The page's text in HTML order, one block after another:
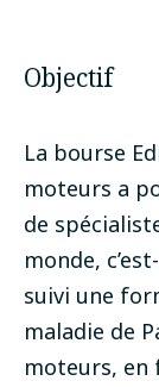
Objectif
La bourse
moteurs a
de
monde,
suivi une
maladie de
moteurs, en